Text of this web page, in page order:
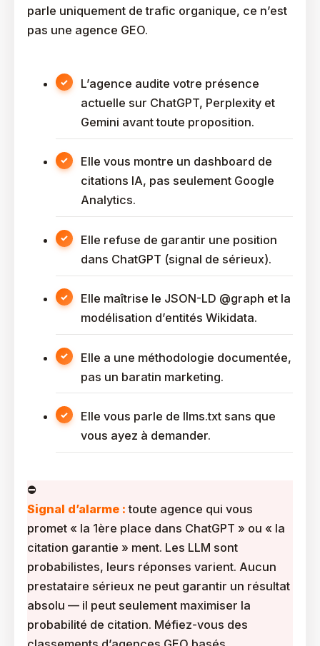
parle uniquement de trafic organique, ce n’est
pas une agence GEO.
L’agence audite votre présence
actuelle sur ChatGPT, Perplexity et
Gemini avant toute proposition.
Elle vous montre un dashboard de
citations IA, pas seulement Google
Analytics.
Elle refuse de garantir une position
dans ChatGPT (signal de sérieux).
Elle maîtrise le JSON-LD @graph et la
modélisation d’entités Wikidata.
Elle a une méthodologie documentée,
pas un baratin marketing.
Elle vous parle de llms.txt sans que
vous ayez à demander.
Signal d’alarme : toute agence qui vous
promet « la 1ère place dans ChatGPT » ou « la
citation garantie » ment. Les LLM sont
probabilistes, leurs réponses varient. Aucun
prestataire sérieux ne peut garantir un résultat
absolu — il peut seulement maximiser la
probabilité de citation. Méfiez-vous des